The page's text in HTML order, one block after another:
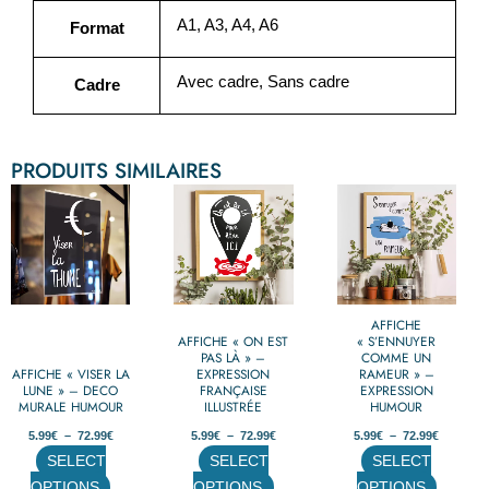
Format A1, A3, A4, A6
Cadre Avec cadre, Sans cadre
PRODUITS SIMILAIRES
AFFICHE « VISER LA
LUNE » – DECO
MURALE HUMOUR
5.99€ – 72.99€
Plage
de
prix :
5.99€
72.99€
SELECT
Ce
produit
a
plusieurs
variations.
peuvent
être
choisies
sur
la
AFFICHE « ON EST
PAS LÀ » –
EXPRESSION
FRANÇAISE
ILLUSTRÉE
5.99€ – 72.99€
Plage
de
prix :
5.99€
à
72.99€
SELECT
Ce
produit
a
plusieurs
variations.
options
peuvent
être
choisies
sur
la
AFFICHE
« S’ENNUYER
COMME UN
RAMEUR » –
EXPRESSION
HUMOUR
5.99€ – 72.99€
Plage
de
prix :
5.99€
à
72.99€
SELECT
Ce
produit
a
plusieurs
variations.
Les
options
peuvent
être
choisies
sur
la